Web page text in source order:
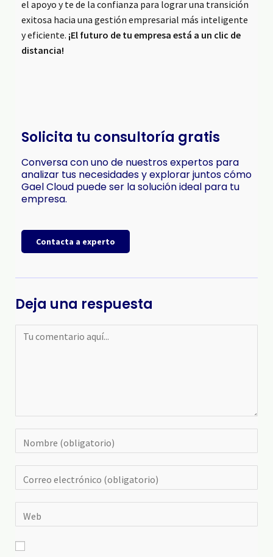
el apoyo y te de la confianza para lograr una transición
exitosa hacia una gestión empresarial más inteligente
y eficiente. ¡El futuro de tu empresa está a un clic de
distancia!
Solicita tu consultoría gratis
Conversa con uno de nuestros expertos para
analizar tus necesidades y explorar juntos cómo
Gael Cloud puede ser la solución ideal para tu
empresa.
Contacta a experto
Deja una respuesta